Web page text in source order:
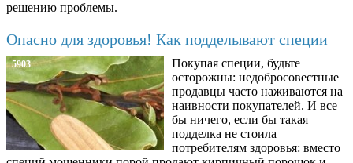
решению проблемы.
Опасно для здоровья! Как подделывают специи
5903
Покупая специи, будьте
осторожны: недобросовестные
продавцы часто наживаются на
наивности покупателей. И все
бы ничего, если бы такая
подделка не стоила
потребителям здоровья: вместо